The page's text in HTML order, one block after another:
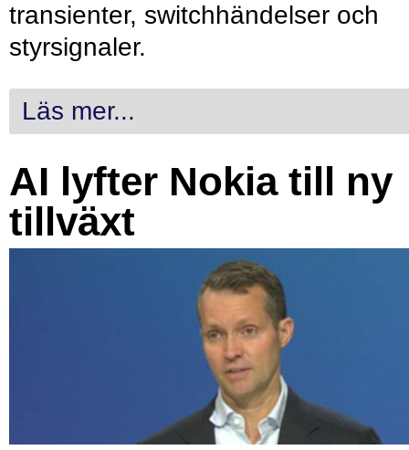
transienter, switchhändelser och
styrsignaler.
Läs mer...
AI lyfter Nokia till ny
tillväxt